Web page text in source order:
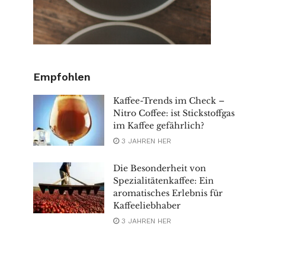
Empfohlen
Kaffee-Trends im Check –
Nitro Coffee: ist Stickstoffgas
im Kaffee gefährlich?
3 JAHREN HER
Die Besonderheit von
Spezialitätenkaffee: Ein
aromatisches Erlebnis für
Kaffeeliebhaber
3 JAHREN HER